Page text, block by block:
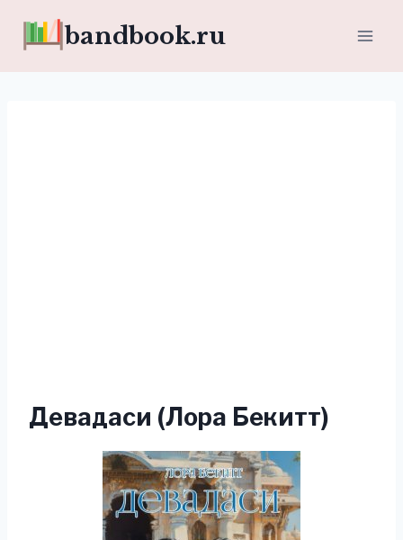
bandbook.ru
Девадаси (Лора Бекитт)